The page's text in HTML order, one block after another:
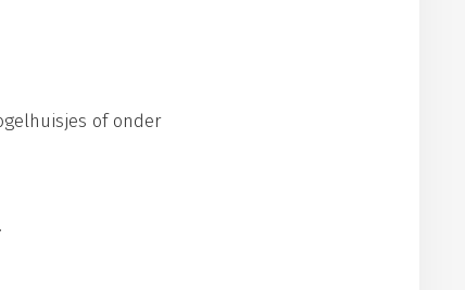
of onder